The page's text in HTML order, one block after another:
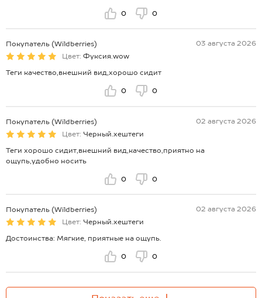
0 0
Покупатель (Wildberries)
03 августа 2026
Цвет: Фуксия.wow
Теги качество,внешний вид,хорошо сидит
0 0
Покупатель (Wildberries)
02 августа 2026
Цвет: Черный.хештеги
Теги хорошо сидит,внешний вид,качество,приятно на
ощупь,удобно носить
0 0
Покупатель (Wildberries)
02 августа 2026
Цвет: Черный.хештеги
Достоинства: Мягкие, приятные на ощупь.
0 0